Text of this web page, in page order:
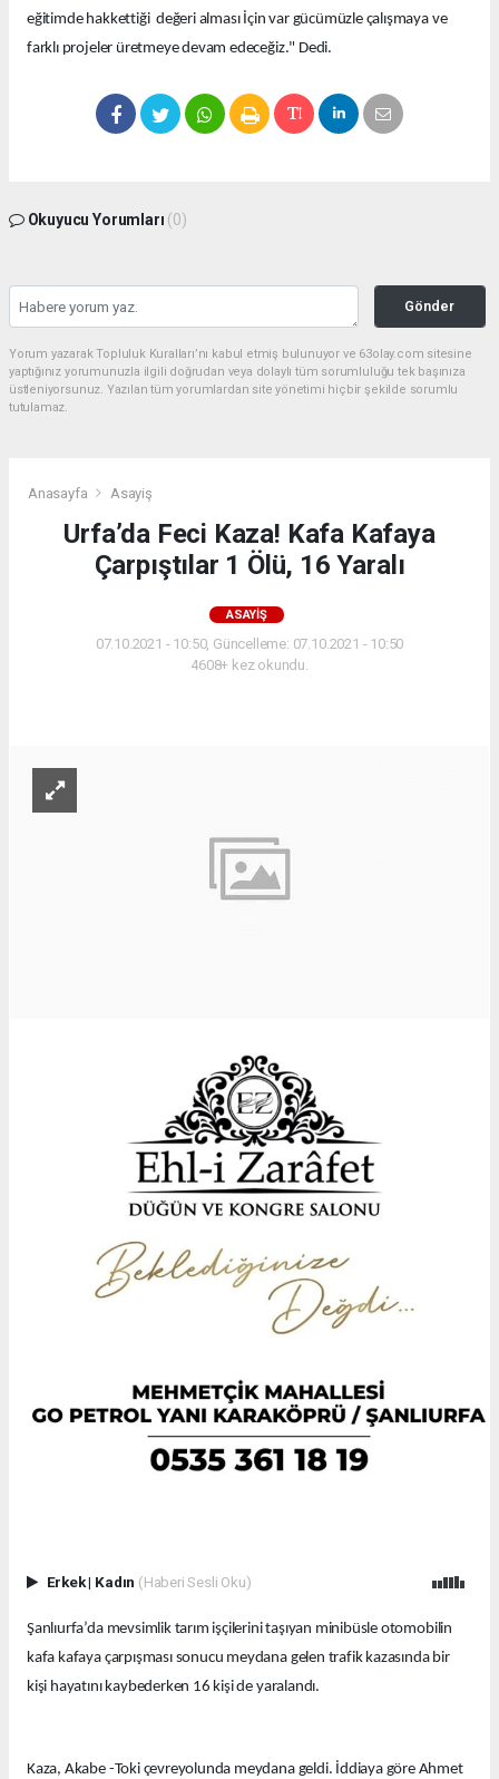
eğitimde hakkettiği değeri alması İçin var gücümüzle çalışmaya ve
farklı projeler üretmeye devam edeceğiz." Dedi.
Okuyucu Yorumları (0)
Gönder
Yorum yazarak Topluluk Kuralları’nı kabul etmiş bulunuyor ve 63olay.com sitesine
yaptığınız yorumunuzla ilgili doğrudan veya dolaylı tüm sorumluluğu tek başınıza
üstleniyorsunuz. Yazılan tüm yorumlardan site yönetimi hiçbir şekilde sorumlu
tutulamaz.
Anasayfa Asayiş
Urfa’da Feci Kaza! Kafa Kafaya
Çarpıştılar 1 Ölü, 16 Yaralı
ASAYIŞ
07.10.2021 - 10:50, Güncelleme: 07.10.2021 - 10:50
4608+ kez okundu.
Erkek| Kadın (Haberi Sesli Oku)
Şanlıurfa’da mevsimlik tarım işçilerini taşıyan minibüsle otomobilin
kafa kafaya çarpışması sonucu meydana gelen trafik kazasında bir
kişi hayatını kaybederken 16 kişi de yaralandı.
Kaza, Akabe -Toki çevreyolunda meydana geldi. İddiaya göre Ahmet